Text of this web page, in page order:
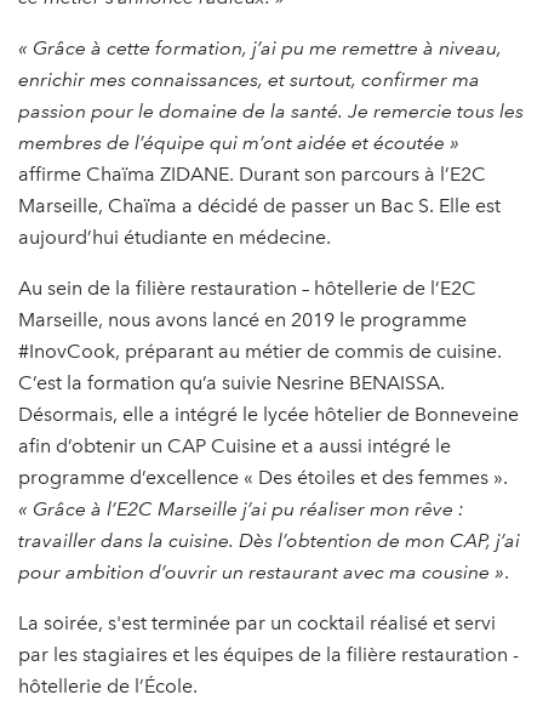
« Grâce à cette formation, j’ai pu me remettre à niveau,
enrichir mes connaissances, et surtout, confirmer ma
passion pour le domaine de la santé. Je remercie tous les
membres de l’équipe qui m’ont aidée et écoutée »
affirme Chaïma ZIDANE. Durant son parcours à l’E2C
Marseille, Chaïma a décidé de passer un Bac S. Elle est
aujourd’hui étudiante en médecine.
Au sein de la filière restauration – hôtellerie de l’E2C
Marseille, nous avons lancé en 2019 le programme
#InovCook, préparant au métier de commis de cuisine.
C’est la formation qu’a suivie Nesrine BENAISSA.
Désormais, elle a intégré le lycée hôtelier de Bonneveine
afin d’obtenir un CAP Cuisine et a aussi intégré le
programme d’excellence « Des étoiles et des femmes ».
« Grâce à l’E2C Marseille j’ai pu réaliser mon rêve :
travailler dans la cuisine. Dès l’obtention de mon CAP, j’ai
pour ambition d’ouvrir un restaurant avec ma cousine ».
La soirée, s'est terminée par un cocktail réalisé et servi
par les stagiaires et les équipes de la filière restauration -
hôtellerie de l’École.